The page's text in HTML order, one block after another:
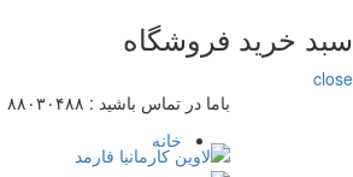
سبد خرید فروشگاه
close
باما در تماس باشید : ۸۸۰۳۰۴۸۸
خانه